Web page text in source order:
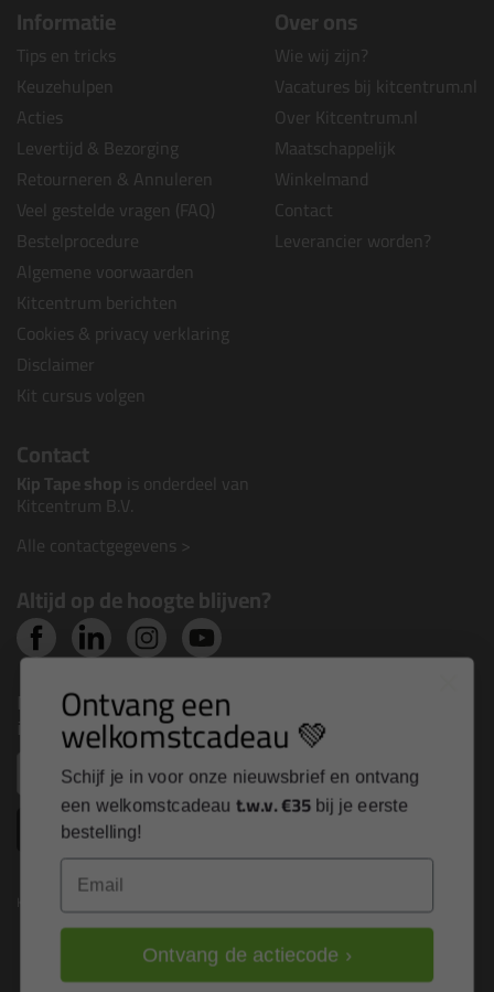
Informatie
Tips en tricks
Keuzehulpen
Acties
Levertijd & Bezorging
Retourneren & Annuleren
Veel gestelde vragen (FAQ)
Bestelprocedure
Algemene voorwaarden
Kitcentrum berichten
Cookies & privacy verklaring
Disclaimer
Kit cursus volgen
Over ons
Wie wij zijn?
Vacatures bij kitcentrum.nl
Over Kitcentrum.nl
Maatschappelijk
Winkelmand
Contact
Leverancier worden?
Contact
Kip Tape shop is onderdeel van
Kitcentrum B.V.
Alle contactgegevens >
Altijd op de hoogte blijven?
Nieuws, tips en exclusieve deals rechtstreeks in je
inbox
Kitcentrum is trots op:
Ontvang een
welkomstcadeau 💚
Schijf je in voor onze nieuwsbrief en ontvang
een welkomstcadeau t.w.v. €35 bij je eerste
bestelling!
Ontvang de actiecode ›